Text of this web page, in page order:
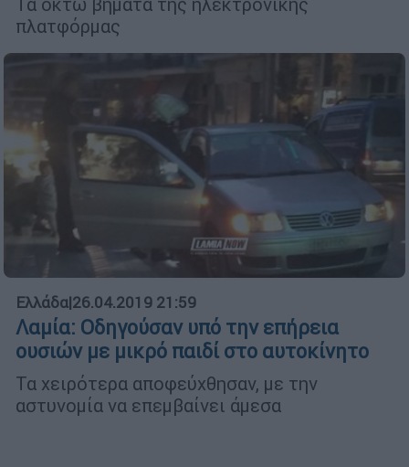
πλατφόρμας
Ελλάδα|26.04.2019 21:59
Λαμία: Οδηγούσαν υπό την επήρεια
ουσιών με μικρό παιδί στο αυτοκίνητο
Τα χειρότερα αποφεύχθησαν, με την
αστυνομία να επεμβαίνει άμεσα